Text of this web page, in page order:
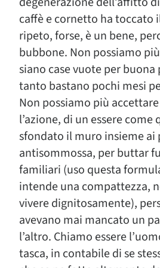
caffè e cornetto ha toccato
ripeto, forse, è un bene,
bubbone. Non possiamo
siano case vuote per buona
tanto bastano pochi mesi
Non possiamo più
l’azione, di un essere come
sfondato il muro insieme
antisommossa, per buttar
familiari (uso questa
intende una compattezza,
vivere dignitosamente),
avevano mai mancato un
l’altro. Chiamo essere
tasca, in contabile di se